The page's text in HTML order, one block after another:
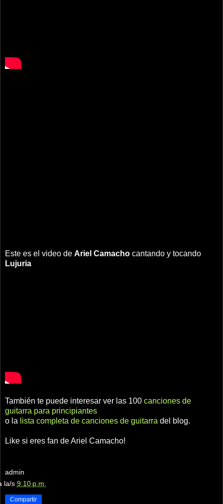
Este es el video de Ariel Camacho cantando y tocando
Lujuria
También te puede interesar ver las 100 canciones de
guitarra para principiantes
o la lista completa de canciones de guitarra del blog.
Like si eres fan de Ariel Camacho!
admin
la/s 9:10 p.m.
Compartir